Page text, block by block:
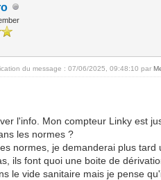
du message : 07/06/2025, 09:48:10 par
l'info. Mon compteur Linky est
les normes ?
normes, je demanderai plus
ils font quoi une boite de
le vide sanitaire mais je pense